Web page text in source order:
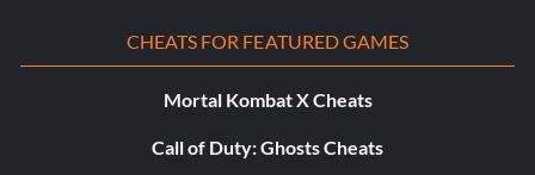
CHEATS FOR FEATURED GAMES
Mortal Kombat X Cheats
Call of Duty: Ghosts Cheats